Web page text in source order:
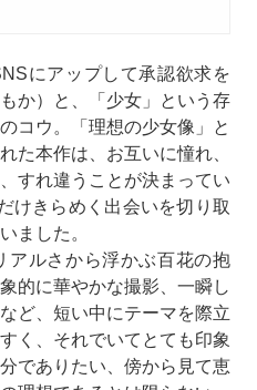
にアップして承認欲求を
か）と、「少女」という存
コウ。「理想の少女像」と
た本作は、お互いに憧れ、
すれ違うことが決まってい
けきらめく出会いを切り取
ました。
アルさから浮かぶ百花の抱
的に華やかな撮影、一瞬し
ど、短い中にテーマを際立
く、それでいてとても印象
でありたい、傍から見て恵